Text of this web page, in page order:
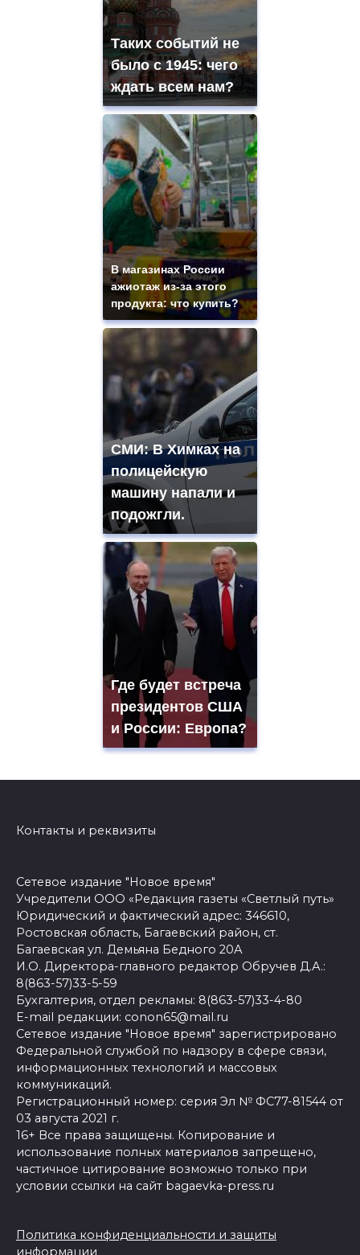
Таких событий не
было с 1945: чего
ждать всем нам?
В магазинах России
ажиотаж из-за этого
продукта: что купить?
СМИ: В Химках на
полицейскую
машину напали и
подожгли.
Где будет встреча
президентов США
и России: Европа?
Контакты и реквизиты
Сетевое издание "Новое время"
Учредители ООО «Редакция газеты «Светлый путь»
Юридический и фактический адрес: 346610,
Ростовская область, Багаевский район, ст.
Багаевская ул. Демьяна Бедного 20А
И.О. Директора-главного редактор Обручев Д.А.:
8(863-57)33-5-59
Бухгалтерия, отдел рекламы: 8(863-57)33-4-80
E-mail редакции: conon65@mail.ru
Сетевое издание "Новое время" зарегистрировано
Федеральной службой по надзору в сфере связи,
информационных технологий и массовых
коммуникаций.
Регистрационный номер: серия Эл № ФС77-81544 от
03 августа 2021 г.
16+ Все права защищены. Копирование и
использование полных материалов запрещено,
частичное цитирование возможно только при
условии ссылки на сайт bagaevka-press.ru
Политика конфиденциальности и защиты
информации